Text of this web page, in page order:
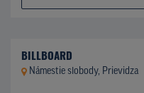
BILLBOARD
Námestie slobody, Prievidza